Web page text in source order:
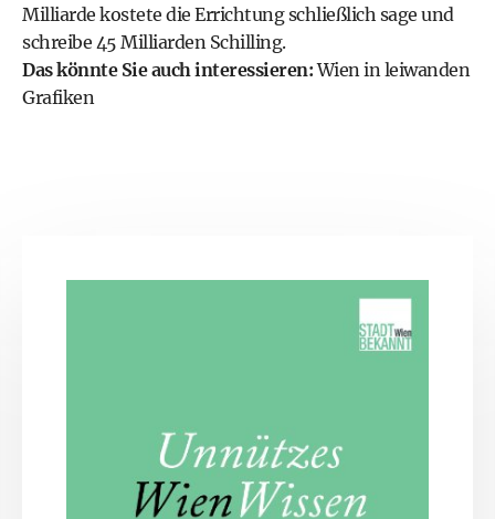
Milliarde kostete die Errichtung schließlich sage und
schreibe 45 Milliarden Schilling.
Das könnte Sie auch interessieren:Wien in leiwanden
Grafiken